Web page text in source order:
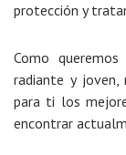
protección y
Como
radiante y joven,
para ti los
encontrar